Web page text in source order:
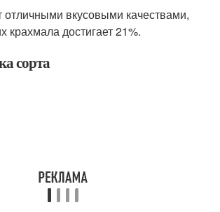
вкусовыми качествами,
крахмала достигает 21%.
сорта